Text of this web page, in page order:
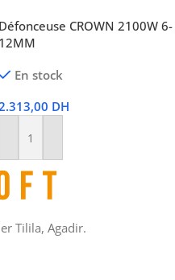
Défonceuse CROWN 2100W 6-
12MM
En stock
DH
Ajouter Au Panier
Tilila, Agadir.